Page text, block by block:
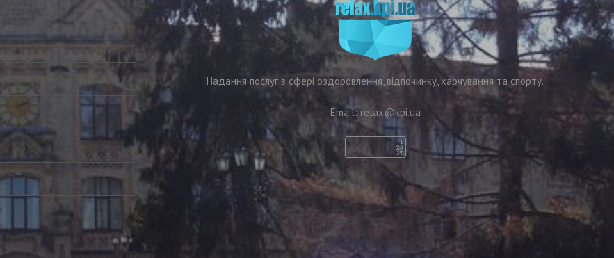
Надання послуг в сфері оздоровлення, відпочинку, харчування та спорту.
Email:relax@kpi.ua